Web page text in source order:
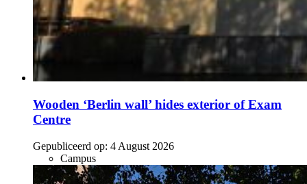
Wooden ‘Berlin wall’ hides exterior of Exam
Centre
Gepubliceerd op: 4 August 2026
Campus